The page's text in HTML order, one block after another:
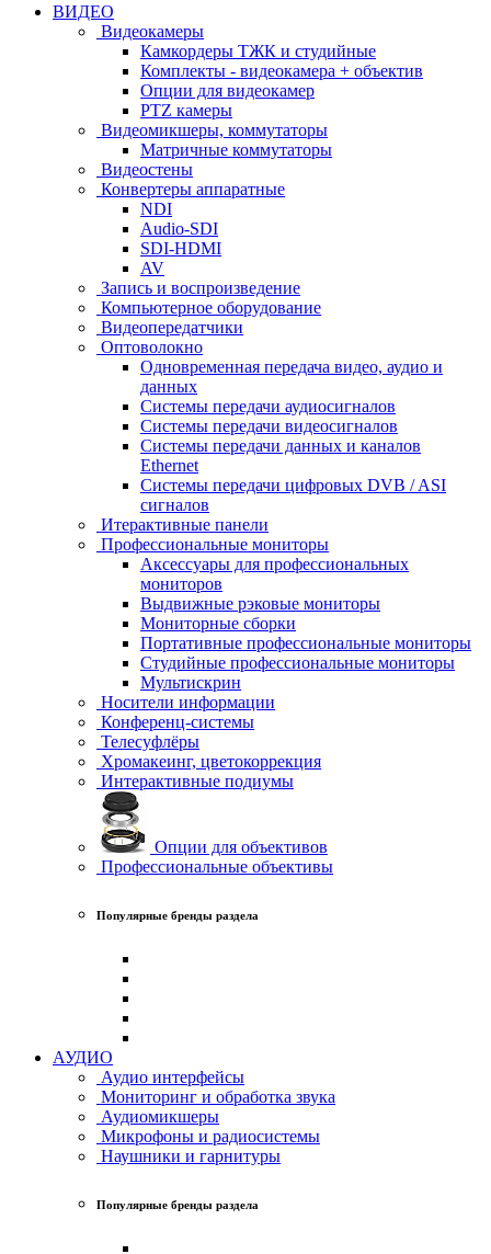
ВИДЕО
Видеокамеры
Камкордеры ТЖК и студийные
Комплекты - видеокамера + объектив
Опции для видеокамер
PTZ камеры
Видеомикшеры, коммутаторы
Матричные коммутаторы
Видеостены
Конвертеры аппаратные
NDI
Audio-SDI
SDI-HDMI
AV
Запись и воспроизведение
Компьютерное оборудование
Видеопередатчики
Оптоволокно
Одновременная передача видео, аудио и
данных
Системы передачи аудиосигналов
Системы передачи видеосигналов
Системы передачи данных и каналов
Ethernet
Системы передачи цифровых DVB / ASI
сигналов
Итерактивные панели
Профессиональные мониторы
Аксессуары для профессиональных
мониторов
Выдвижные рэковые мониторы
Мониторные сборки
Портативные профессиональные мониторы
Студийные профессиональные мониторы
Мультискрин
Носители информации
Конференц-системы
Телесуфлёры
Хромакеинг, цветокоррекция
Интерактивные подиумы
Опции для объективов
Профессиональные объективы
Популярные бренды раздела
АУДИО
Аудио интерфейсы
Мониторинг и обработка звука
Аудиомикшеры
Микрофоны и радиосистемы
Наушники и гарнитуры
Популярные бренды раздела